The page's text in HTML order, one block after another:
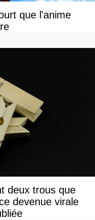
que l'anime
deux trous que
devenue virale